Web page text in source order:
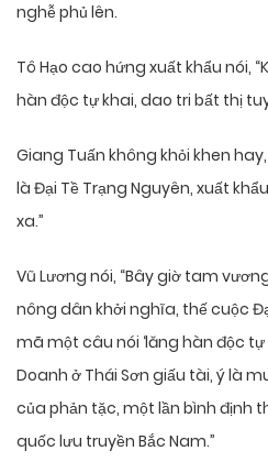
nghễ phủ lên.
Tô Hạo cao hứng xuất khẩu nói,
hàn độc tự khai, dao tri bất thị
Giang Tuấn không khỏi khen
là Đại Tề Trạng Nguyên, xuất
xa.”
Vũ Lương nói, “Bây giờ tam
nông dân khởi nghĩa, thế cuộc
mã một câu nói ‘lăng hàn độc tự
Doanh ở Thái Sơn giấu tài, ý là
của phản tặc, một lần bình định
quốc lưu truyền Bắc Nam.”